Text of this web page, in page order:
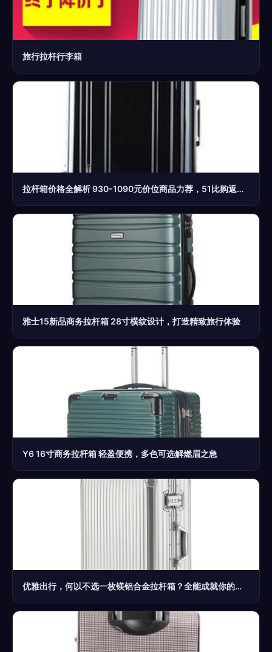
旅行拉杆行李箱
拉杆箱价格全解析 930-1090元价位商品力荐，51比购返利网带你轻松比价
雅士15新品商务拉杆箱 28寸横纹设计，打造精致旅行体验
Y6 16寸商务拉杆箱 轻盈便携，多色可选解燃眉之急
优雅出行，何以不选一枚镁铝合金拉杆箱？全能成就你的精致旅程！